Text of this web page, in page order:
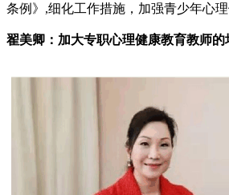
条例》,细化工作措施，加强青少年心理
翟美卿：加大专职心理健康教育教师的